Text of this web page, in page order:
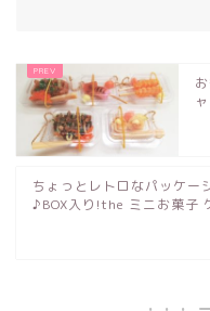
ちょっとレトロなパッケー
♪BOX入り!the ミニお菓子